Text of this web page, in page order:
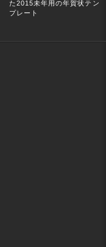
た2015未年用の年賀状テン
プレート